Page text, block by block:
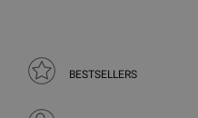
BESTSELLERS